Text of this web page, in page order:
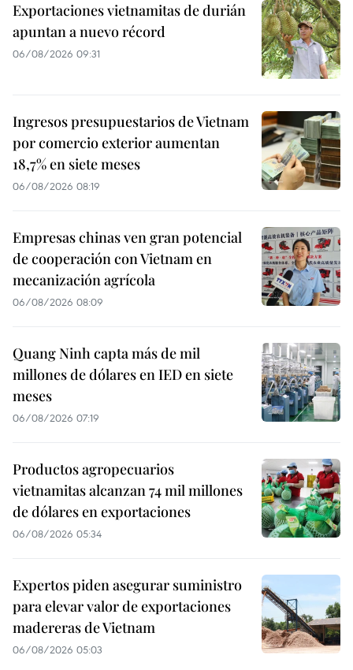
Exportaciones vietnamitas de durián
apuntan a nuevo récord
06/08/2026 09:31
Ingresos presupuestarios de Vietnam
por comercio exterior aumentan
18,7% en siete meses
06/08/2026 08:19
Empresas chinas ven gran potencial
de cooperación con Vietnam en
mecanización agrícola
06/08/2026 08:09
Quang Ninh capta más de mil
millones de dólares en IED en siete
meses
06/08/2026 07:19
Productos agropecuarios
vietnamitas alcanzan 74 mil millones
de dólares en exportaciones
06/08/2026 05:34
Expertos piden asegurar suministro
para elevar valor de exportaciones
madereras de Vietnam
06/08/2026 05:03